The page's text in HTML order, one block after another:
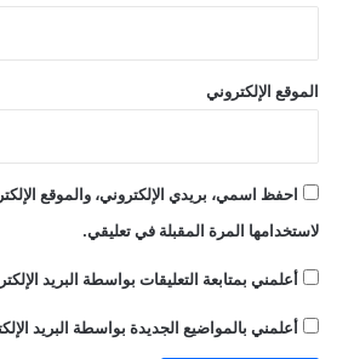
الموقع الإلكتروني
احفظ اسمي، بريدي الإلكتروني، والموقع
لاستخدامها المرة المقبلة في تعليقي.
أعلمني بمتابعة التعليقات بواسطة البريد
أعلمني بالمواضيع الجديدة بواسطة البريد